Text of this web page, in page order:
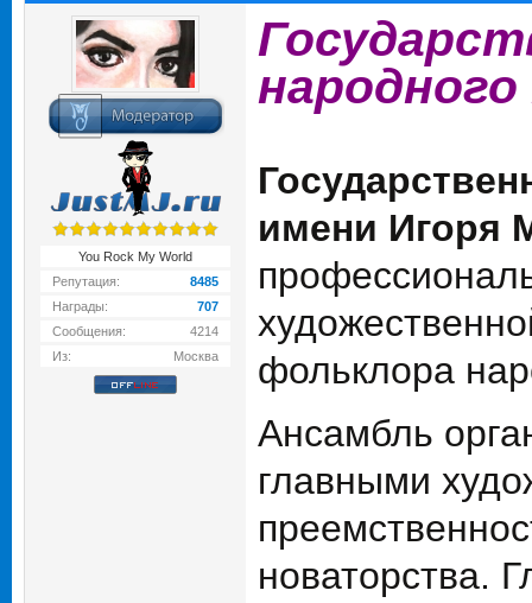
You Rock My World
Репутация:
8485
Награды:
707
Сообщения:
4214
Из:
Москва
имени Игоря
фольклора
Ансамбль
главными
новаторства.